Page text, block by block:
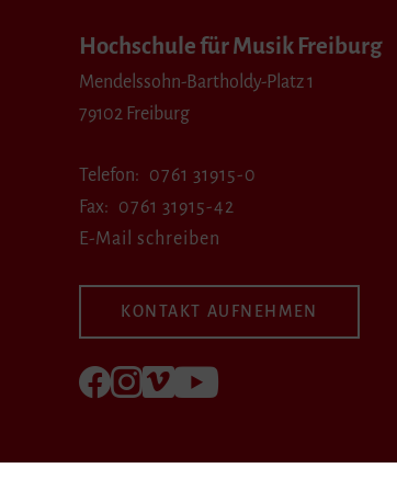
Hochschule für Musik Freiburg
Mendelssohn-Bartholdy-Platz 1
79102 Freiburg
Telefon
0761 31915-0
Fax
0761 31915-42
E-Mail schreiben
KONTAKT AUFNEHMEN
Folgen Sie uns auf Facebook
Folgen Sie uns auf Instagram
Besuchen Sie uns bei Vimeo